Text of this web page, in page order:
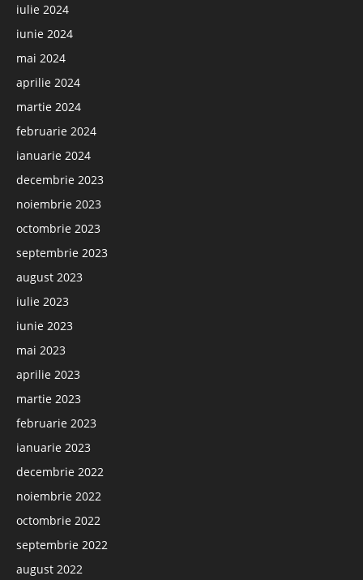
iulie 2024
iunie 2024
mai 2024
aprilie 2024
martie 2024
februarie 2024
ianuarie 2024
decembrie 2023
noiembrie 2023
octombrie 2023
septembrie 2023
august 2023
iulie 2023
iunie 2023
mai 2023
aprilie 2023
martie 2023
februarie 2023
ianuarie 2023
decembrie 2022
noiembrie 2022
octombrie 2022
septembrie 2022
august 2022